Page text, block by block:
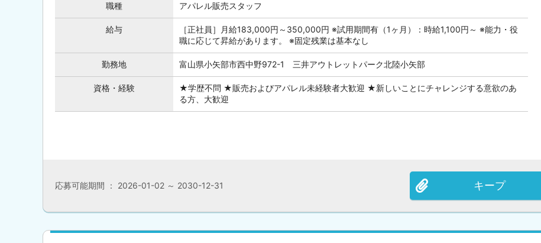
職種 アパレル販売スタッフ
給与
［正社員］月給183,000円～350,000円 ※試用期間有（1ヶ月）：時給1,100円～ ※能力・役
職に応じて昇給があります。 ※固定残業は基本なし
勤務地 富山県小矢部市西中野972-1 三井アウトレットパーク北陸小矢部
資格・経験
★学歴不問 ★販売およびアパレル未経験者大歓迎 ★新しいことにチャレンジする意欲のあ
る方、大歓迎
キープ
応募可能期間 ： 2026-01-02 ～ 2030-12-31